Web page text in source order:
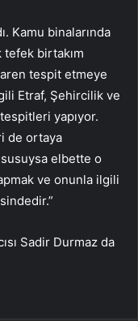
Kamu binalarında
tefek birtakım
tespit etmeye
Etraf, Şehircilik ve
yapıyor.
de ortaya
elbette o
ve onunla ilgili
Sadir Durmaz da